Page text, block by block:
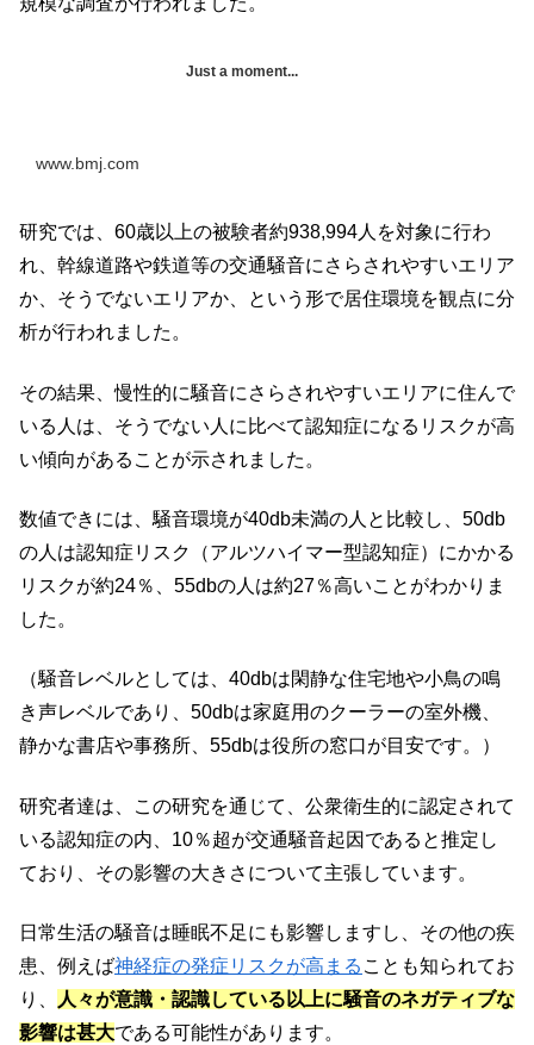
Just a moment...
www.bmj.com
研究では、60歳以上の被験者約938,994人を対象に行わ
れ、幹線道路や鉄道等の交通騒音にさらされやすいエリア
か、そうでないエリアか、という形で居住環境を観点に分
析が行われました。
その結果、慢性的に騒音にさらされやすいエリアに住んで
いる人は、そうでない人に比べて認知症になるリスクが高
い傾向があることが示されました。
数値できには、騒音環境が40db未満の人と比較し、50db
の人は認知症リスク（アルツハイマー型認知症）にかかる
リスクが約24％、55dbの人は約27％高いことがわかりま
した。
（騒音レベルとしては、40dbは閑静な住宅地や小鳥の鳴
き声レベルであり、50dbは家庭用のクーラーの室外機、
静かな書店や事務所、55dbは役所の窓口が目安です。）
研究者達は、この研究を通じて、公衆衛生的に認定されて
いる認知症の内、10％超が交通騒音起因であると推定し
ており、その影響の大きさについて主張しています。
日常生活の騒音は睡眠不足にも影響しますし、その他の疾
患、例えば神経症の発症リスクが高まる ことも知られてお
り、
人々が意識・認識している以上に騒音のネガティブな
影響は甚大である可能性があります。